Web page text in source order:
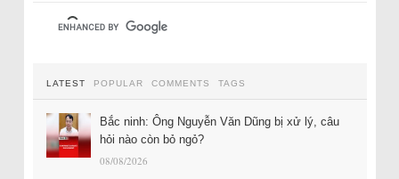
LATEST POPULAR COMMENTS TAGS
Bắc ninh: Ông Nguyễn Văn Dũng bị xử lý, câu
hỏi nào còn bỏ ngỏ?
08/08/2026